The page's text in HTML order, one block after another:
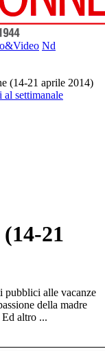
Nd
(14-21 aprile 2014)
al settimanale
21
pubblici alle vacanze
della madre
altro ...